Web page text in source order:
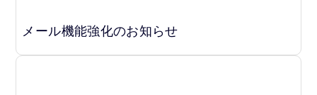
メール機能強化のお知らせ